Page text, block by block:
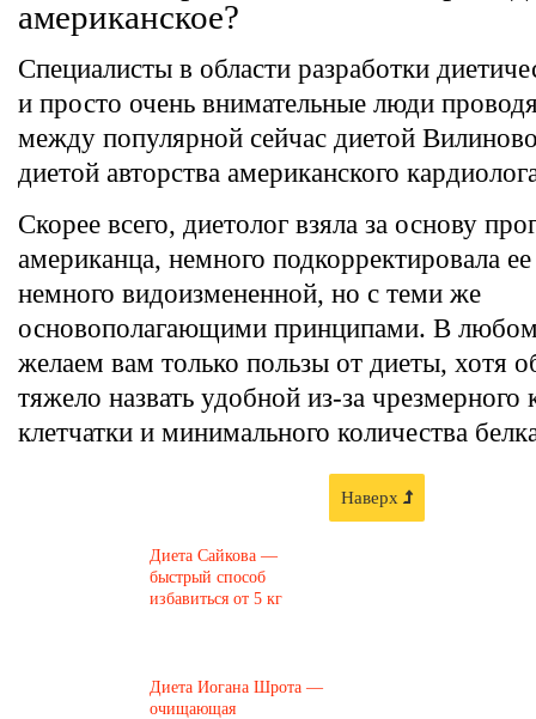
американское?
Специалисты в области разработки
и просто очень внимательные люди
между популярной сейчас диетой
диетой авторства американского
Скорее всего, диетолог взяла за основу
американца, немного подкорректировала
немного видоизмененной, но с теми же
основополагающими принципами. В
желаем вам только пользы от диеты, хотя
тяжело назвать удобной из-за чрезмерного
клетчатки и минимального количества
Наверх
Диета Сайкова —
быстрый способ
избавиться от 5 кг
Диета Иогана Шрота —
очищающая